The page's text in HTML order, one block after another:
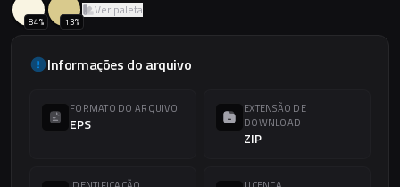
84% 13%
Ver paleta
Informações do arquivo
FORMATO DO ARQUIVO
EPS
EXTENSÃO DE
DOWNLOAD
ZIP